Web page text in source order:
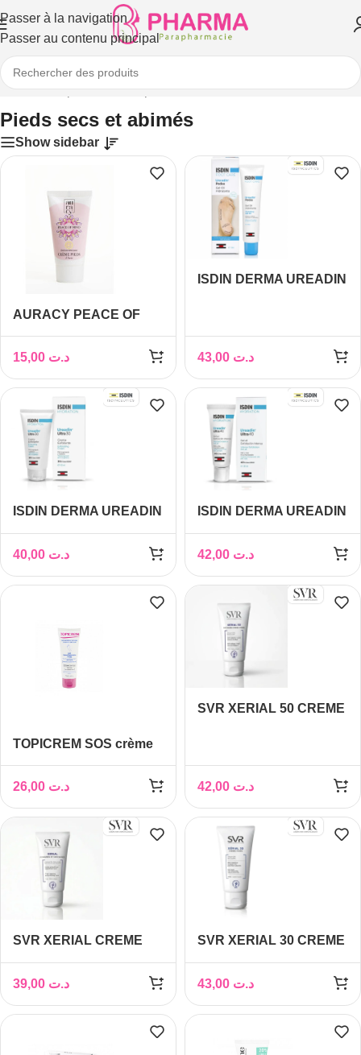
Passer à la navigation
Passer au contenu principal
Accueil/Corps/Soins des pieds/Pieds secs et abimés
Pieds secs et abimés
Show sidebar
AURACY PEACE OF
L’UREE 20% 50GR
د.ت
ISDIN DERMA UREADIN
د.ت
ISDIN DERMA UREADIN
PIEDS 50ML
د.ت
ISDIN DERMA UREADIN
PIEDS 30ML
د.ت
TOPICREM SOS crème
د.ت
SVR XERIAL 50 CREME
د.ت
SVR XERIAL CREME
CREVASSES 50 ML
د.ت
SVR XERIAL 30 CREME
ABIMES 50ML
د.ت